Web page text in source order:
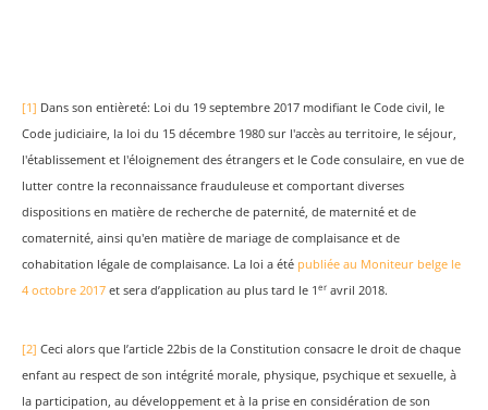
[1] Dans son entièreté: Loi du 19 septembre 2017 modifiant le Code civil, le
Code judiciaire, la loi du 15 décembre 1980 sur l'accès au territoire, le séjour,
l'établissement et l'éloignement des étrangers et le Code consulaire, en vue de
lutter contre la reconnaissance frauduleuse et comportant diverses
dispositions en matière de recherche de paternité, de maternité et de
comaternité, ainsi qu'en matière de mariage de complaisance et de
cohabitation légale de complaisance. La loi a été publiée au Moniteur belge le
4 octobre 2017 et sera d’application au plus tard le 1er avril 2018.
[2] Ceci alors que l’article 22bis de la Constitution consacre le droit de chaque
enfant au respect de son intégrité morale, physique, psychique et sexuelle, à
la participation, au développement et à la prise en considération de son